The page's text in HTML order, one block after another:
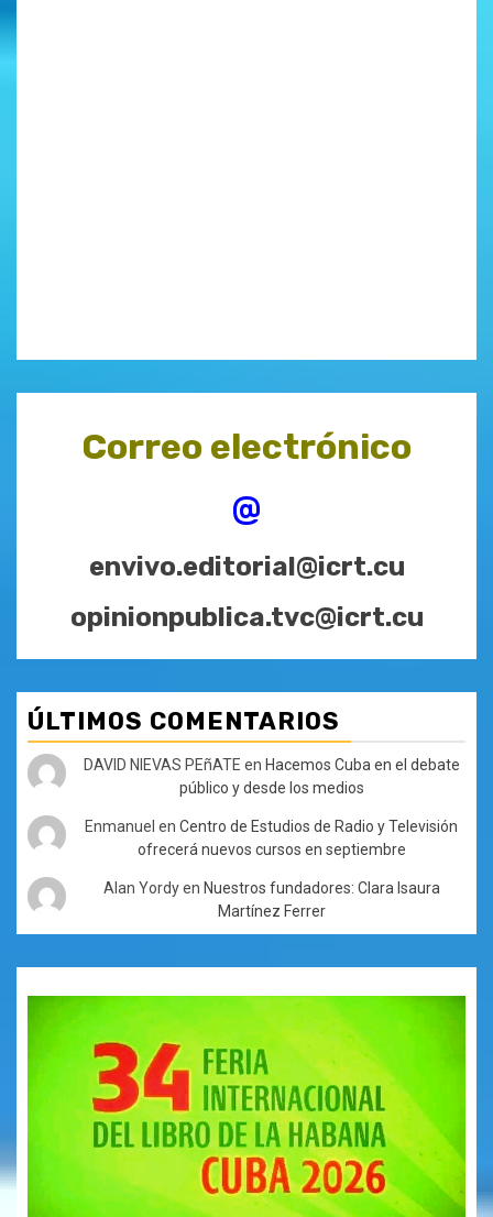
Correo electrónico
@
envivo.editorial@icrt.cu
opinionpublica.tvc@icrt.cu
ÚLTIMOS COMENTARIOS
DAVID NIEVAS PEñATE en Hacemos Cuba en el debate
público y desde los medios
Enmanuel enCentro de Estudios de Radio y Televisión
ofrecerá nuevos cursos en septiembre
Alan Yordyen Nuestros fundadores: Clara Isaura
Martínez Ferrer